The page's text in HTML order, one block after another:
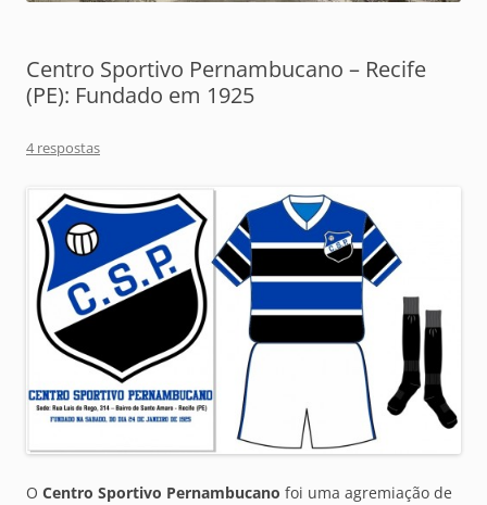
Centro Sportivo Pernambucano – Recife
(PE): Fundado em 1925
4 respostas
O Centro Sportivo Pernambucano foi uma agremiação de